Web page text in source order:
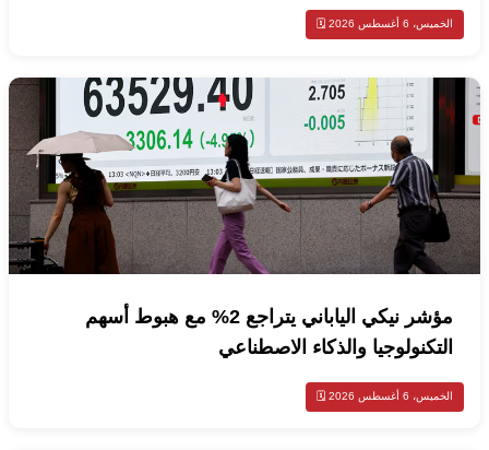
الخميس، 6 أغسطس 2026 🗓️
مؤشر نيكي الياباني يتراجع 2% مع هبوط أسهم
التكنولوجيا والذكاء الاصطناعي
الخميس، 6 أغسطس 2026 🗓️